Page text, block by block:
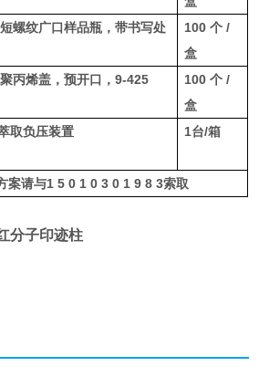
螺纹广口样品瓶，带书写处 100个 /
盒
丙烯盖，预开口，9-425 100个 /
盒
取负压装置 1台/箱
案请与1 5 0 1 0 3 0 1 9 8 3索取
分子印迹柱